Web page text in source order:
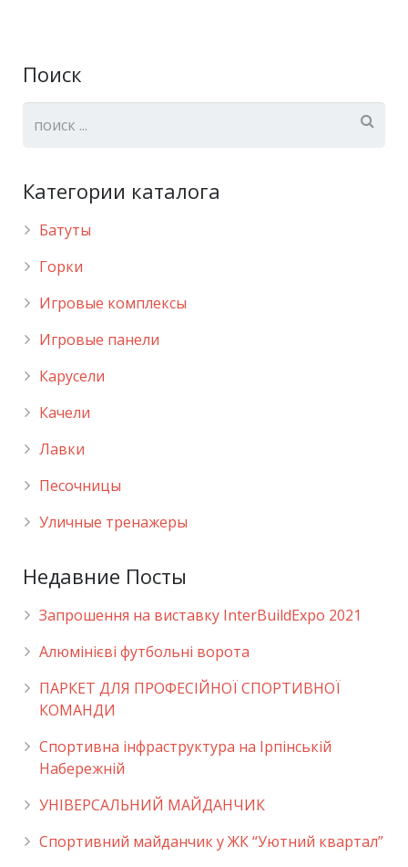
Поиск
Категории каталога
Батуты
Горки
Игровые комплексы
Игровые панели
Карусели
Качели
Лавки
Песочницы
Уличные тренажеры
Недавние Посты
Запрошення на виставку InterBuildExpo 2021
Алюмінієві футбольні ворота
ПАРКЕТ ДЛЯ ПРОФЕСІЙНОЇ СПОРТИВНОЇ
КОМАНДИ
Спортивна інфраструктура на Ірпінській
Набережній
УНІВЕРСАЛЬНИЙ МАЙДАНЧИК
Cпортивний майданчик у ЖК “Уютний квартал”